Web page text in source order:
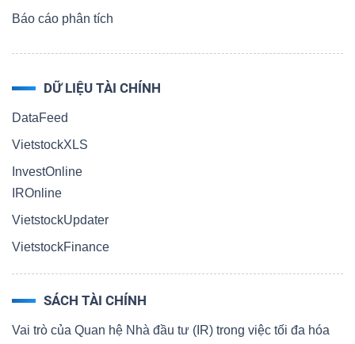
Báo cáo phân tích
DỮ LIỆU TÀI CHÍNH
DataFeed
VietstockXLS
InvestOnline
IROnline
VietstockUpdater
VietstockFinance
SÁCH TÀI CHÍNH
Vai trò của Quan hệ Nhà đầu tư (IR) trong việc tối đa hóa